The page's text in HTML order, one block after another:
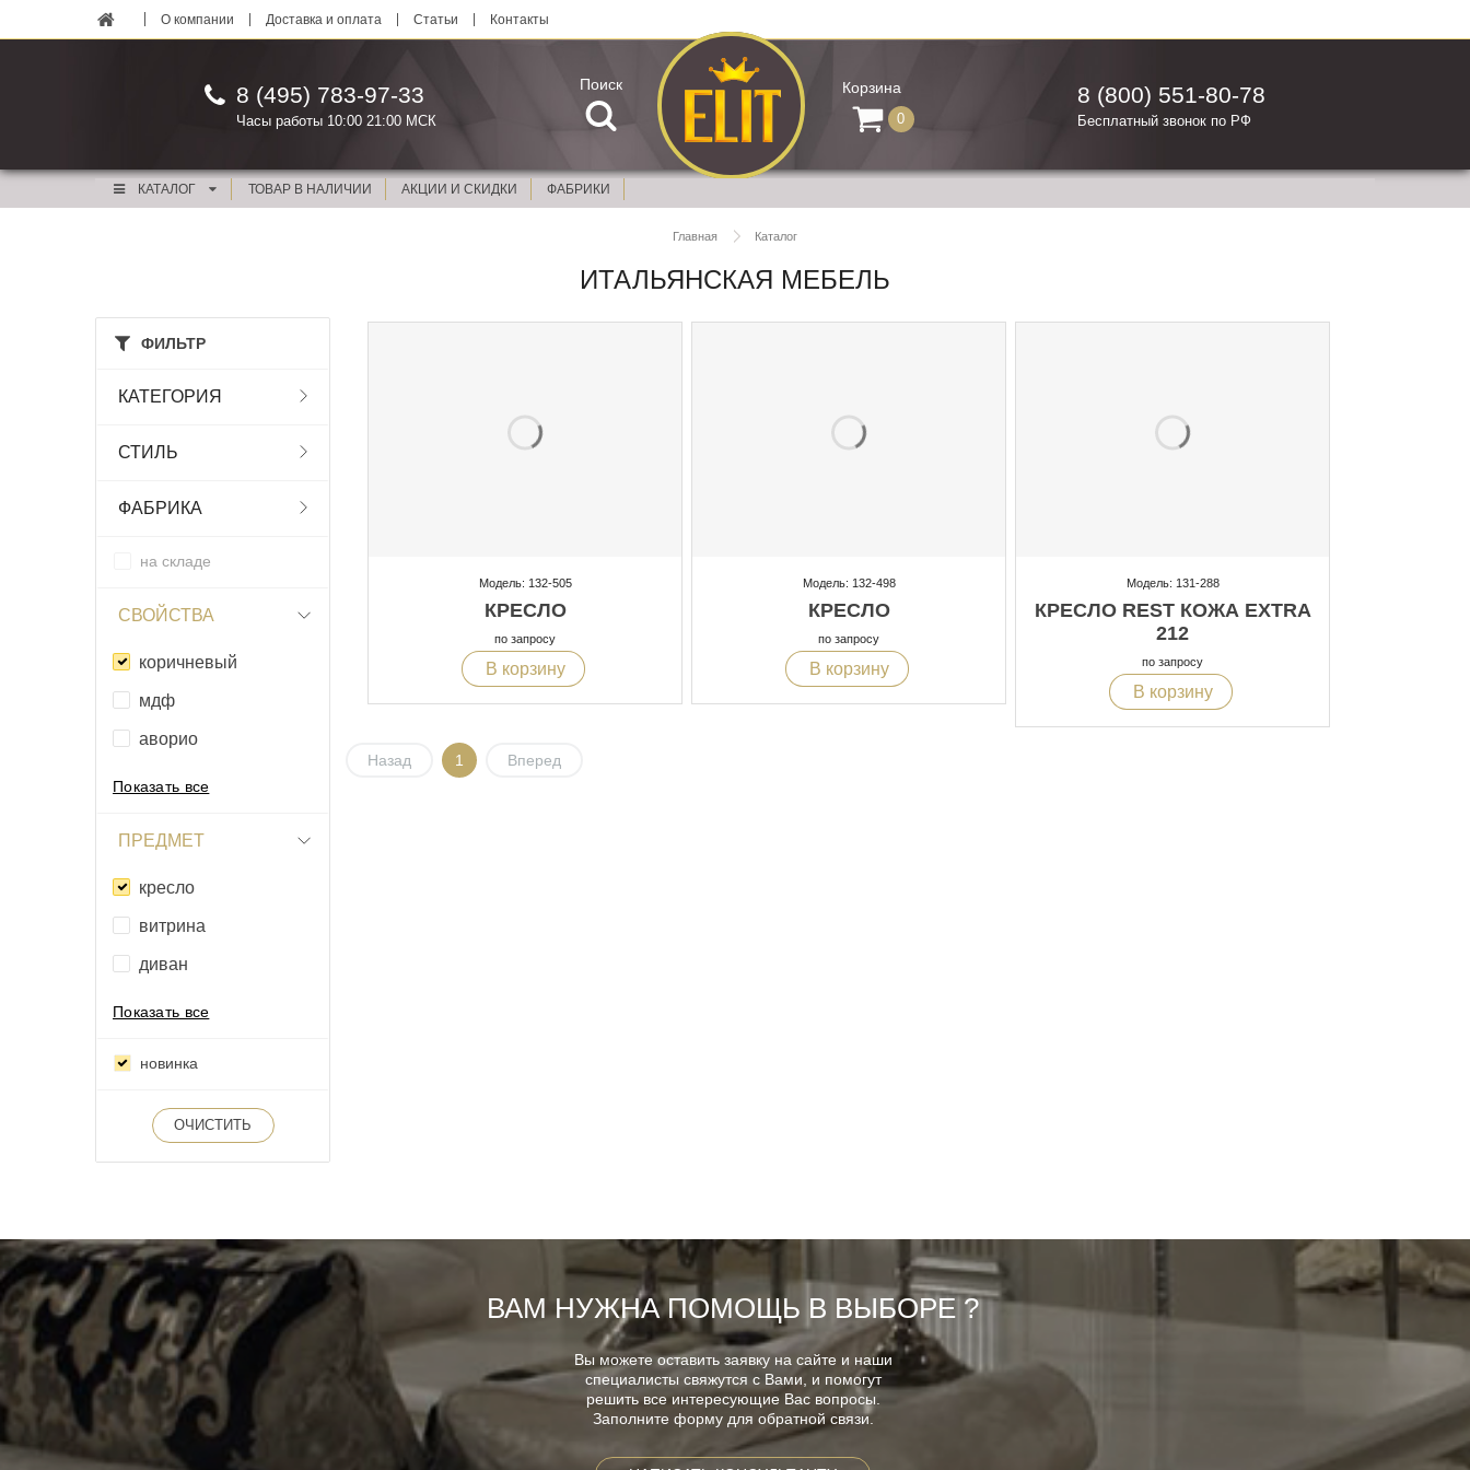
О компании Доставка и оплата Статьи Контакты
8 (495) 783-97-33
Часы работы 10:00 21:00 МСК
Поиск Корзина
0
8 (800) 551-80-78
Бесплатный звонок по РФ
КАТАЛОГ ТОВАР В НАЛИЧИИ АКЦИИ И СКИДКИ ФАБРИКИ
Главная Каталог
ИТАЛЬЯНСКАЯ МЕБЕЛЬ
ФИЛЬТР
КАТЕГОРИЯ
СТИЛЬ
ФАБРИКА
на складе
СВОЙСТВА
коричневый
мдф
аворио
Показать все
ПРЕДМЕТ
кресло
витрина
диван
Показать все
новинка
ОЧИСТИТЬ
Модель: 132-505
КРЕСЛО
по запросу
В корзину
Модель: 132-498
КРЕСЛО
по запросу
В корзину
Модель: 131-288
КРЕСЛО REST КОЖА EXTRA
212
по запросу
В корзину
Назад 1 Вперед
ВАМ НУЖНА ПОМОЩЬ В ВЫБОРЕ ?
Вы можете оставить заявку на сайте и наши
специалисты свяжутся с Вами, и помогут
решить все интересующие Вас вопросы.
Заполните форму для обратной связи.